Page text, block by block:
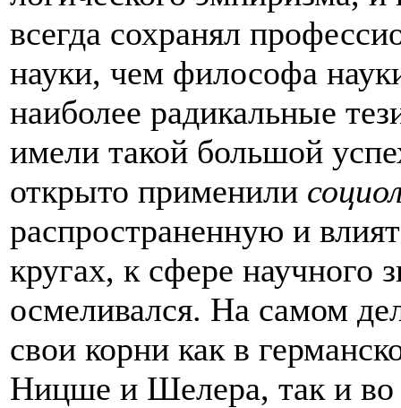
всегда сохранял
науки, чем философа
наиболее радикальные
имели такой большой
открыто применили
распространенную и
кругах, к сфере научного
осмеливался. На самом
свои корни как в
Ницше и Шелера, так и во